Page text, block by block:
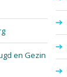
en Gezin